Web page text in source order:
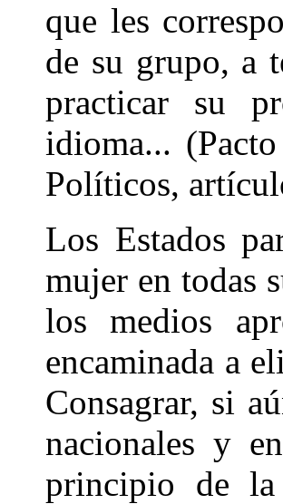
que les
de su grupo, a
practicar su
idioma...
Políticos,
Los Estados
mujer en todas
los medios
encaminada a
Consagrar, si
nacionales y
principio de